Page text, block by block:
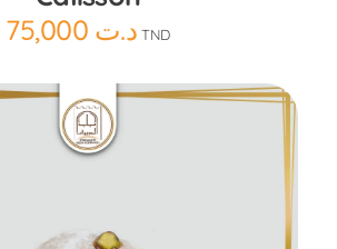
د.ت 75,000 TND